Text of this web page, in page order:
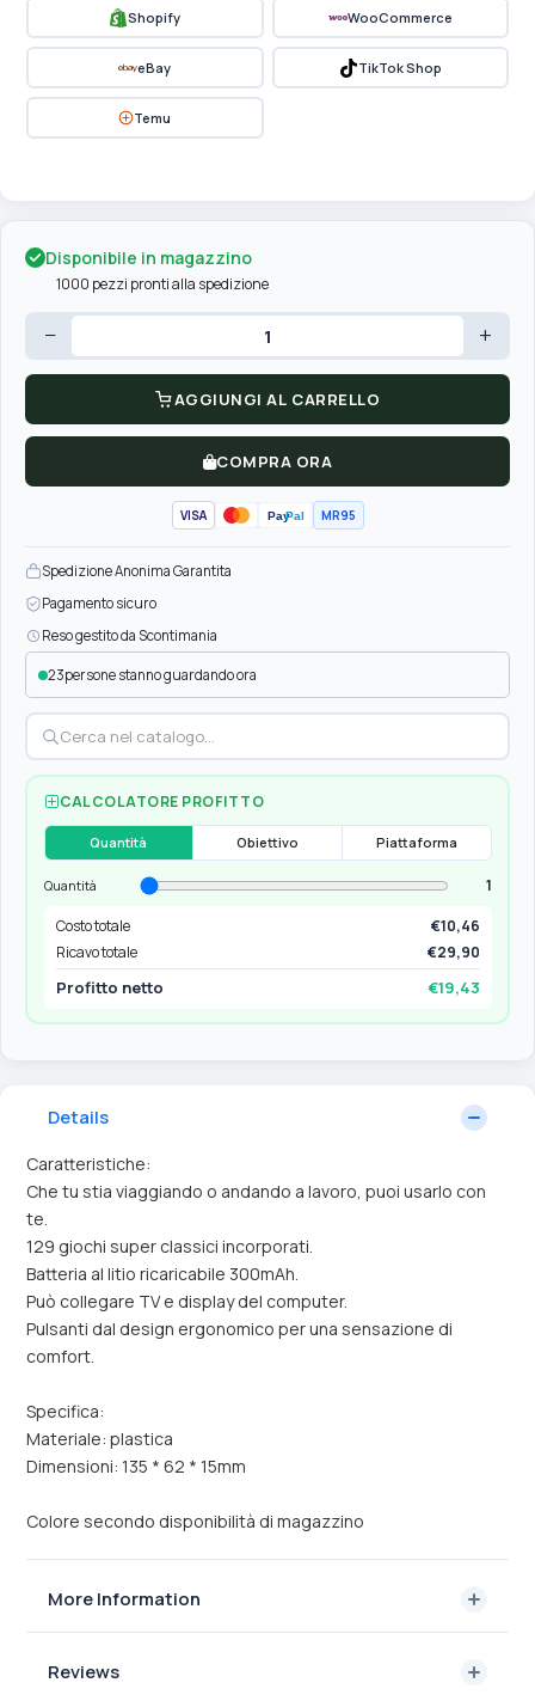
Shopify WooCommerce
eBay TikTok Shop
Temu
Disponibile in magazzino
1000 pezzi pronti alla spedizione
− +
AGGIUNGI AL CARRELLO
COMPRA ORA
VISA PayPal MR95
Spedizione Anonima Garantita
Pagamento sicuro
Reso gestito da Scontimania
23persone stanno guardando ora
CALCOLATORE PROFITTO
Quantità Obiettivo Piattaforma
Quantità
1
Costo totale
€10,46
Ricavo totale
€29,90
Profitto netto €19,43
Details
Caratteristiche:
Che tu stia viaggiando o andando a lavoro, puoi usarlo con
te.
129 giochi super classici incorporati.
Batteria al litio ricaricabile 300mAh.
Può collegare TV e display del computer.
Pulsanti dal design ergonomico per una sensazione di
comfort.
Specifica:
Materiale: plastica
Dimensioni: 135 * 62 * 15mm
Colore secondo disponibilità di magazzino
More Information
Reviews